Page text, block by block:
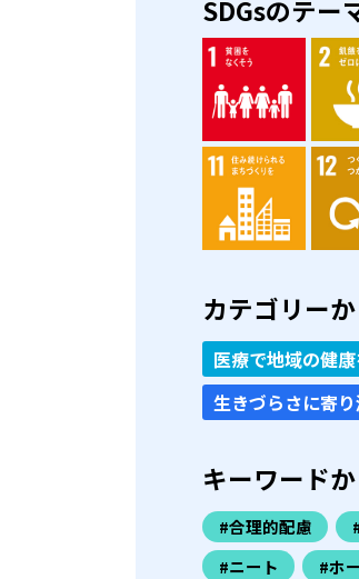
SDGsのテー
カテゴリー
医療で地域の健
生きづらさに寄り
キーワード
#合理的配慮
#ニート
#ホ